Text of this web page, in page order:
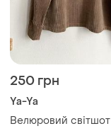
250 грн
Ya-Ya
Велюровий світшот